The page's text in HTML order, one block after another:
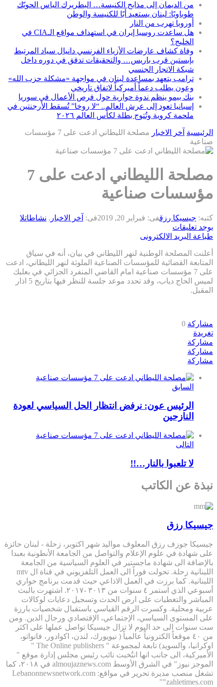
من الديمان إلى مذابح الكنيسة… البطريرك الياس الحويّك
طوباويًا: لبنان يستعيد أبًا للكنيسة والوطن
أوروبا تهرب من النار
هل ساعدت روسيا إيران في استهداف مواقع الـCIA في
الخليج؟
وفاة كشاف عارضات الأزياء الفرنسي دانيال سياد المرتبط
بإبستين قرب باريس… والتحقيقات تدقق في دوره داخل
شبكة الاتجار الجنسي
ترامب يتعهد بمساعدة لبنان في مواجهة «مشكلة حزب الله»
وعون يطلب دعماً أميركياً لاتفاق تاريخي
بنك بيمو ينظم ندوة حوارية حول فرص الأعمال في سوريا
إسبانيا تعود إلى عرش العالم.. “لا روخا” تُسقط الأرجنتين في
ملحمة كروية وتُتوج بطلة لكأس العالم ٢٠٢٦
الرئيسية آخر الاخبار
مصلحة الليطاني ادعت على 7 مؤسسات
صناعية
مصلحة الليطاني ادعت على 7
مؤسسات صناعية
كتبه: جيسيكا رزقفى: فبراير 20, 2019 فى: آخر الاخبار , نشاطاتلا
يوجد تعليقات
طباعة البريد الالكترونى
أعلنت المصلحة الوطنية لنهر الليطاني في بيان، أنه في سياق
المتابعة القضائية للمؤسسات الصناعية الملوثة لنهر الليطاني، ادعت
على 7 مؤسسات صناعية امام القاضي المنفرد الجزائي في بعلبك
لميس الحاج دياب، وقد تحدد موعد جلسة للنظر فيها بتاريخ 5 اذار
المقبل.
مشاركة 0
تغريدة
مشاركة
مشاركة
مشاركة
السابق
الرئيس عون: نرفض انتظار الحل السياسي لعودة
النازحين
التالى
لا تلعبوا بالنار…!!
نبذة عن الكاتب
جيسيكا رزق
جيسيكا جوزف رزق المعلوف مواليد شهر اكتوبر، زحلة - لبنان حائزة
على شهادة في علوم الإعلام والتواصل من الجامعة الأنطونية بعبدا
بالإضافة الى شهادة ماجستير في العلوم السياسية من الجامعة
اللبنانية زحلة. تحولت فوراً الى العمل التلفزيوني في قناة ال mtv
اللبنانية. كما برزت في العمل الاذاعي حيث قدمت برنامج حواري
أسبوعي الذي استمر ٤ سنوات من ٣٠١٣ -٢٠١٧. اشتهرت بالبث
المباشر والتغطيات على ارض الحدث وتسجيل دعايات لوكالات
عربية ومحلية. وكسرت الرقم القياسي باستقبال شخصيات بارزة
على المستوى السياسي، الإجتماعي، الإقتصادي ورجال الدين. ومن
ست سنوات الى حد اليوم لا تزال جيسيكا تواصل عملها على اكثر
من ٤٠ موقعاً الكترونياً عالمياً ( نيويورك، لندن، اكوادور، فانواتو،
اوكرانيا، والسويد) تابعة لمجموعة " The Online publishers "
الأميركية، الى جانب انها انتُخبت نائب رئيس مجلس إدارة موقع "
الموجز نيوز" في الشرق الأوسط almoujaznews.com في ٢٠١٨، كما
تشغل منصب مديرة تحرير في مواقع: Lebanonnewsnetwork.com
"zahletimes.com"